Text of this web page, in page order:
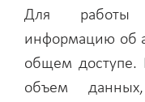
Для работы
информацию об
общем доступе.
объем